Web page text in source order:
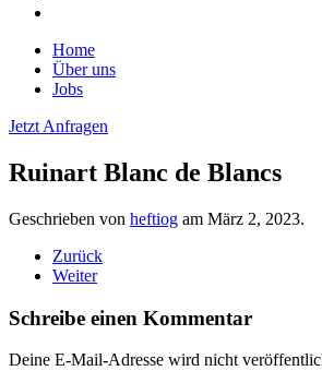
Home
Über uns
Jobs
Jetzt Anfragen
Ruinart Blanc de Blancs
Geschrieben von heftiog am März 2, 2023.
Zurück
Weiter
Schreibe einen Kommentar
Deine E-Mail-Adresse wird nicht